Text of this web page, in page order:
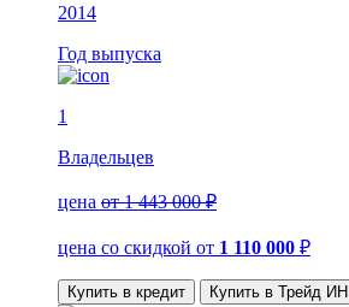
2014
Год выпуска
1
Владельцев
цена от 1 443 000 ₽
цена со скидкой от 1 110 000 ₽
Купить в кредит Купить в Трейд ИН